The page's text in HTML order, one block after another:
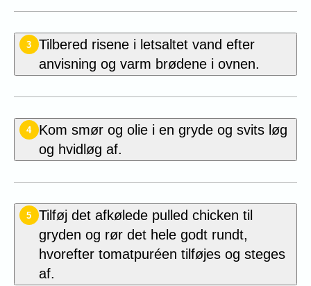
3
Tilbered risene i letsaltet vand efter
anvisning og varm brødene i ovnen.
4
Kom smør og olie i en gryde og svits løg
og hvidløg af.
5
Tilføj det afkølede pulled chicken til
gryden og rør det hele godt rundt,
hvorefter tomatpuréen tilføjes og steges
af.